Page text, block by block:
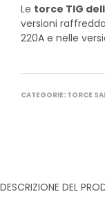
Le torce TIG
versioni
220A e nelle
CATEGORIE: TORCE
DESCRIZIONE DEL